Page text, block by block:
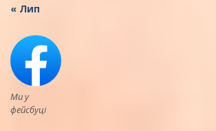
« Лип
Ми у
фейсбуці